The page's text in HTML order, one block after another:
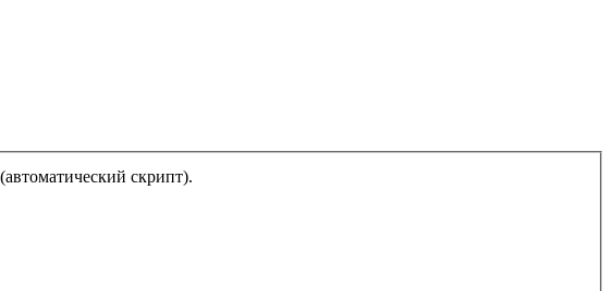
из себя робота (автоматический скрипт).